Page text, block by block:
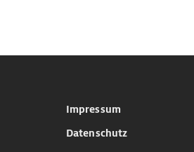
Impressum
Datenschutz